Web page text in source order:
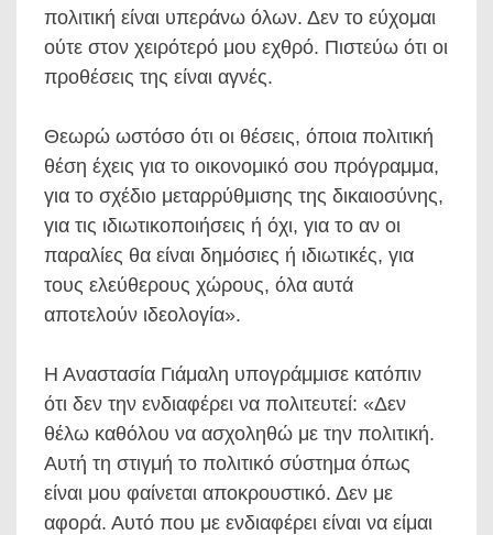
πολιτική είναι υπεράνω όλων. Δεν το εύχομαι
ούτε στον χειρότερό μου εχθρό. Πιστεύω ότι οι
προθέσεις της είναι αγνές.
Θεωρώ ωστόσο ότι οι θέσεις, όποια πολιτική
θέση έχεις για το οικονομικό σου πρόγραμμα,
για το σχέδιο μεταρρύθμισης της δικαιοσύνης,
για τις ιδιωτικοποιήσεις ή όχι, για το αν οι
παραλίες θα είναι δημόσιες ή ιδιωτικές, για
τους ελεύθερους χώρους, όλα αυτά
αποτελούν ιδεολογία».
Η Αναστασία Γιάμαλη υπογράμμισε κατόπιν
ότι δεν την ενδιαφέρει να πολιτευτεί: «Δεν
θέλω καθόλου να ασχοληθώ με την πολιτική.
Αυτή τη στιγμή το πολιτικό σύστημα όπως
είναι μου φαίνεται αποκρουστικό. Δεν με
αφορά. Αυτό που με ενδιαφέρει είναι να είμαι